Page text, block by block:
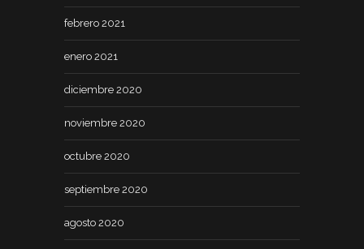
febrero 2021
enero 2021
diciembre 2020
noviembre 2020
octubre 2020
septiembre 2020
agosto 2020